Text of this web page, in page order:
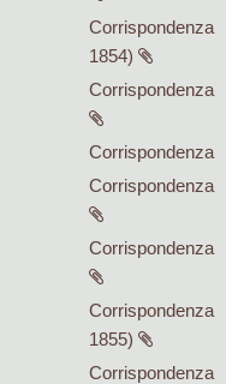
Corrispondenza
1854)
Corrispondenza
Corrispondenza
Corrispondenza
Corrispondenza
Corrispondenza
1855)
Corrispondenza